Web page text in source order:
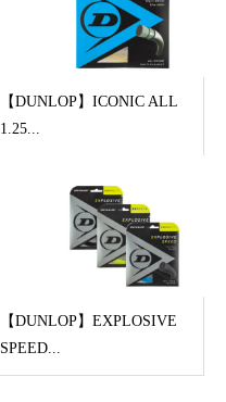
【DUNLOP】ICONIC ALL
1.25...
【DUNLOP】EXPLOSIVE
SPEED...